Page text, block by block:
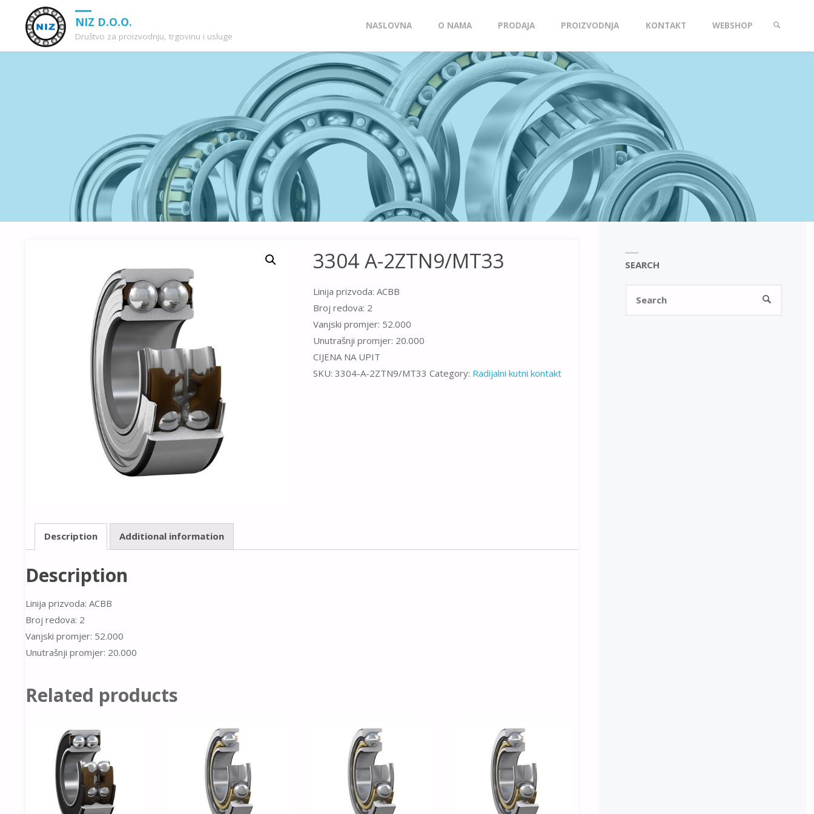
NIZ D.O.O.
Društvo za proizvodnju, trgovinu i usluge
content
NASLOVNA O NAMA PRODAJA PROIZVODNJA KONTAKT WEBSHOP
3304 A-2ZTN9/MT33
Linija prizvoda: ACBB
Broj redova: 2
Vanjski promjer: 52.000
Unutrašnji promjer: 20.000
CIJENA NA UPIT
SKU: 3304-A-2ZTN9/MT33 Category: Radijalni kutni kontakt
Description Additional information
Description
Linija prizvoda: ACBB
Broj redova: 2
Vanjski promjer: 52.000
Unutrašnji promjer: 20.000
Related products
SEARCH
SEARCH